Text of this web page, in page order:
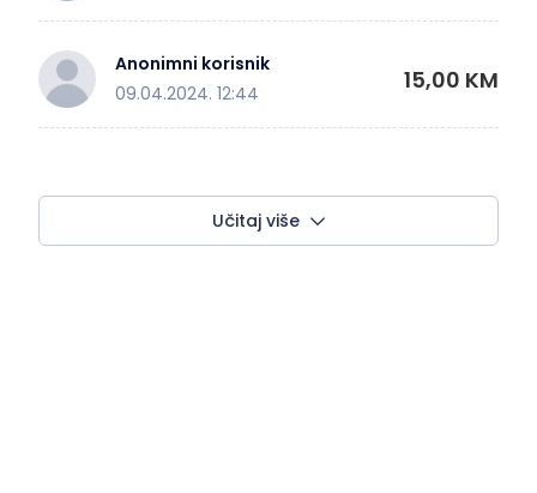
Anonimni korisnik
09.04.2024. 12:44
15,00 KM
Učitaj više